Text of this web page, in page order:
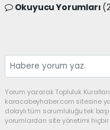
Okuyucu Yorumları
Yorum yazarak Topluluk
karacabeyhaber.com sitesine
dolaylı tüm sorumluluğu tek
yorumlardan site yönetimi